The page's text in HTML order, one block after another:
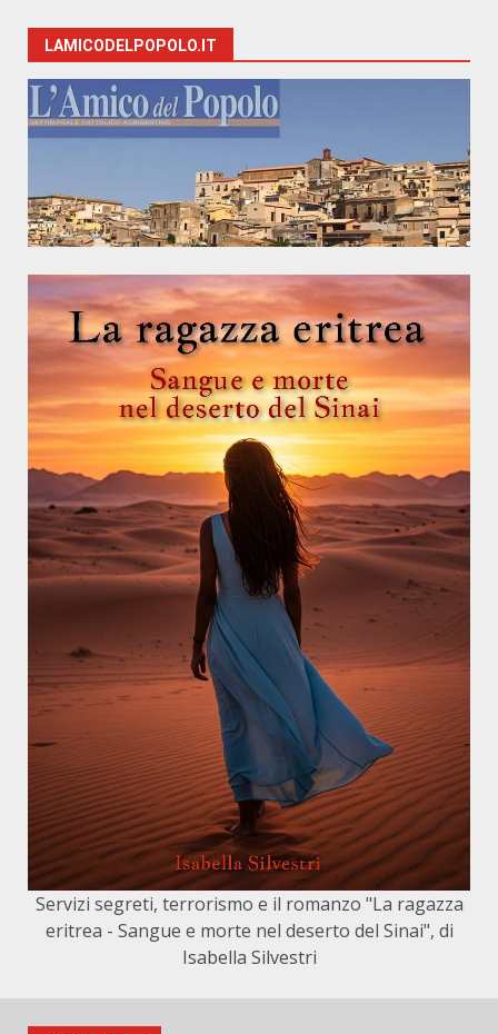
LAMICODELPOPOLO.IT
Servizi segreti, terrorismo e il romanzo "La ragazza
eritrea - Sangue e morte nel deserto del Sinai", di
Isabella Silvestri